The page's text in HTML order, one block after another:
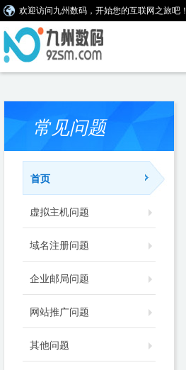
欢迎访问九州数码，开始您的互联网之旅吧！
常见问题
首页
虚拟主机问题
域名注册问题
企业邮局问题
网站推广问题
其他问题